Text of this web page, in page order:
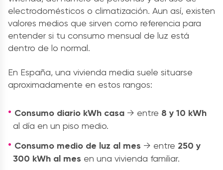
electrodomésticos o climatización. Aun así, existen
valores medios que sirven como referencia para
entender si tu consumo mensual de luz está
dentro de lo normal.
En España, una vivienda media suele situarse
aproximadamente en estos rangos:
Consumo diario kWh casa → entre 8 y 10 kWh
al día en un piso medio.
Consumo medio de luz al mes → entre 250 y
300 kWh al mes en una vivienda familiar.